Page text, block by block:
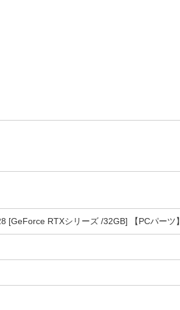
RTXシリーズ /32GB] 【PCパーツ】